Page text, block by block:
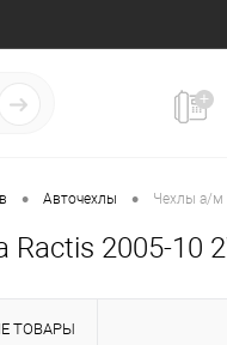
• Авточехлы • Чехлы а/м
2005-10
ТОВАРЫ